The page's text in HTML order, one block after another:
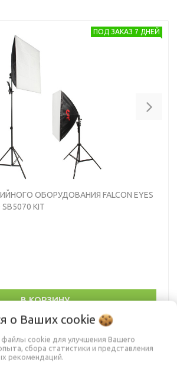
ПОД ЗАКАЗ 7 ДНЕЙ
ОБОРУДОВАНИЯ FALCON EYES
SB5070 KIT
В КОРЗИНУ
осветителя: 25 Вт
90 шт
о Ваших cookie
файлы cookie для улучшения Вашего
сбора статистики и представления
рекомендаций.